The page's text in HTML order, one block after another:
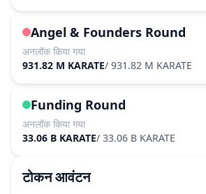
Angel & Founders Round
अनलॉक किया गया
931.82 M KARATE/ 931.82 M KARATE
Funding Round
अनलॉक किया गया
33.06 B KARATE/ 33.06 B KARATE
टोकन आवंटन